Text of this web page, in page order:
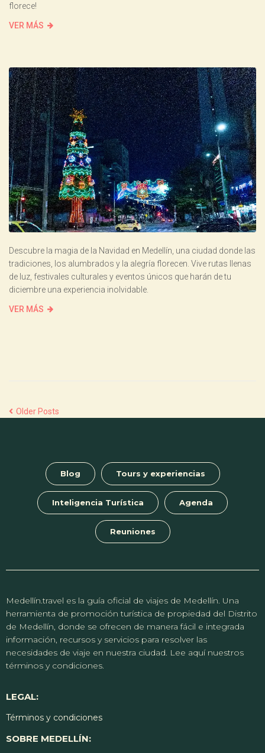
florece!
VER MÁS
Descubre la magia de la Navidad en Medellín, una ciudad donde las
tradiciones, los alumbrados y la alegría florecen. Vive rutas llenas
de luz, festivales culturales y eventos únicos que harán de tu
diciembre una experiencia inolvidable.
VER MÁS
Older Posts
Blog Tours y experiencias
Inteligencia Turística Agenda
Reuniones
Medellín.travel es la guía oficial de viajes de Medellín. Una
herramienta de promoción turística de propiedad del Distrito
de Medellín, donde se ofrecen de manera fácil e integrada
información, recursos y servicios para resolver las
necesidades de viaje en nuestra ciudad. Lee aquí nuestros
términos y condiciones.
LEGAL:
Términos y condiciones
SOBRE MEDELLÍN: